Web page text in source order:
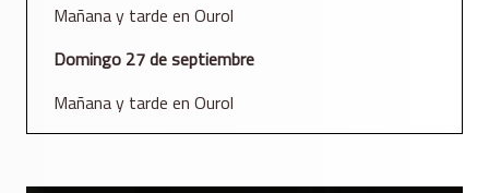
Mañana y tarde en Ourol
Domingo 27 de septiembre
Mañana y tarde en Ourol